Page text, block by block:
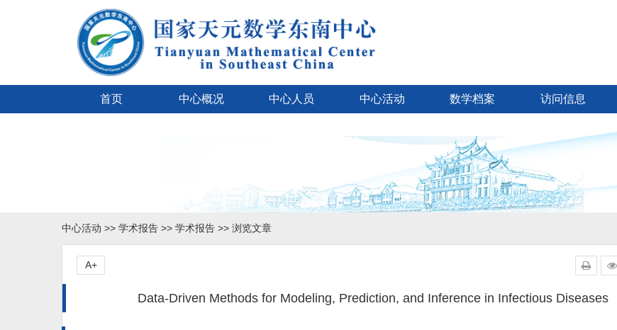
首页 中心概况 中心人员 中心活动 数学档案 访问信息
中心活动 >> 学术报告 >> 学术报告 >> 浏览文章
Data-Driven Methods for Modeling, Prediction, and Inference in Infectious Diseases
A+